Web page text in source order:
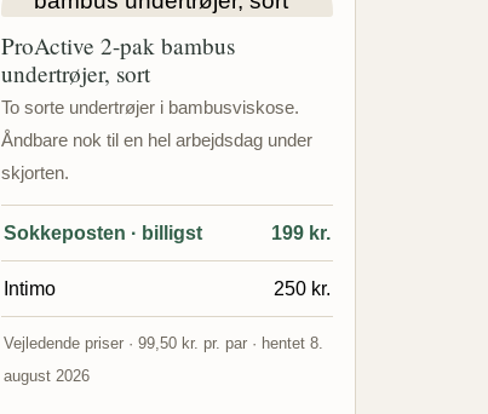
ProActive 2-pak bambus
undertrøjer, sort
To sorte undertrøjer i bambusviskose.
Åndbare nok til en hel arbejdsdag under
skjorten.
Sokkeposten · billigst 199 kr.
Intimo 250 kr.
Vejledende priser · 99,50 kr. pr. par · hentet 8.
august 2026